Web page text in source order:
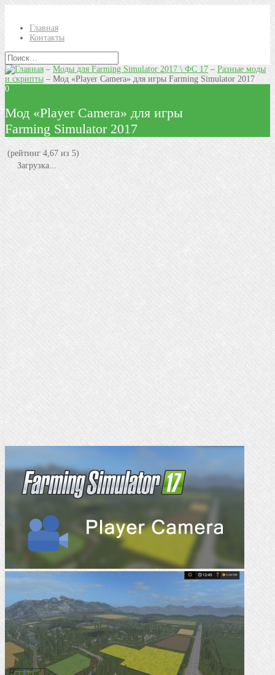
Главная
Контакты
–Моды для Farming Simulator 2017 \ ФС 17– Разные моды
и скрипты – Мод «Player Camera» для игры Farming Simulator 2017
0
Мод «Player Camera» для игры
Farming Simulator 2017
(рейтинг 4,67 из 5)
Загрузка...